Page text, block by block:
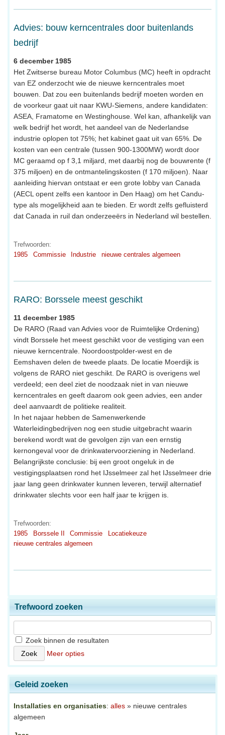
Advies: bouw kerncentrales door buitenlands
bedrijf
6 december 1985
Het Zwitserse bureau Motor Columbus (MC) heeft in opdracht
van EZ onderzocht wie de nieuwe kerncentrales moet
bouwen. Dat zou een buitenlands bedrijf moeten worden en
de voorkeur gaat uit naar KWU-Siemens, andere kandidaten:
ASEA, Framatome en Westinghouse. Wel kan, afhankelijk van
welk bedrijf het wordt, het aandeel van de Nederlandse
industrie oplopen tot 75%; het kabinet gaat uit van 65%. De
kosten van een centrale (tussen 900-1300MW) wordt door
MC geraamd op f 3,1 miljard, met daarbij nog de bouwrente (f
375 miljoen) en de ontmantelingskosten (f 170 miljoen). Naar
aanleiding hiervan ontstaat er een grote lobby van Canada
(AECL opent zelfs een kantoor in Den Haag) om het Candu-
type als mogelijkheid aan te bieden. Er wordt zelfs gefluisterd
dat Canada in ruil dan onderzeeërs in Nederland wil bestellen.
Trefwoorden:
1985
Commissie Industrie nieuwe centrales algemeen
RARO: Borssele meest geschikt
11 december 1985
De RARO (Raad van Advies voor de Ruimtelijke Ordening)
vindt Borssele het meest geschikt voor de vestiging van een
nieuwe kerncentrale. Noordoostpolder-west en de
Eemshaven delen de tweede plaats. De locatie Moerdijk is
volgens de RARO niet geschikt. De RARO is overigens wel
verdeeld; een deel ziet de noodzaak niet in van nieuwe
kerncentrales en geeft daarom ook geen advies, een ander
deel aanvaardt de politieke realiteit.
In het najaar hebben de Samenwerkende
Waterleidingbedrijven nog een studie uitgebracht waarin
berekend wordt wat de gevolgen zijn van een ernstig
kernongeval voor de drinkwatervoorziening in Nederland.
Belangrijkste conclusie: bij een groot ongeluk in de
vestigingsplaatsen rond het IJsselmeer zal het IJsselmeer drie
jaar lang geen drinkwater kunnen leveren, terwijl alternatief
drinkwater slechts voor een half jaar te krijgen is.
Trefwoorden:
1985
Borssele II Commissie
Locatiekeuze
nieuwe centrales algemeen
Trefwoord zoeken
Zoek binnen de resultaten
Meer opties
Geleid zoeken
Installaties en organisaties: alles » nieuwe centrales
algemeen